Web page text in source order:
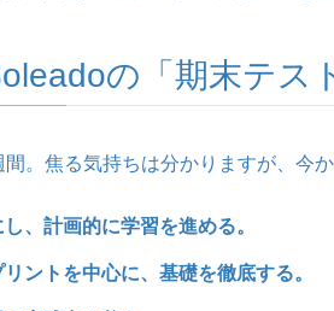
の「期末テス
。焦る気持ちは分かりますが、今
、計画的に学習を進める。
ントを中心に、基礎を徹底する。